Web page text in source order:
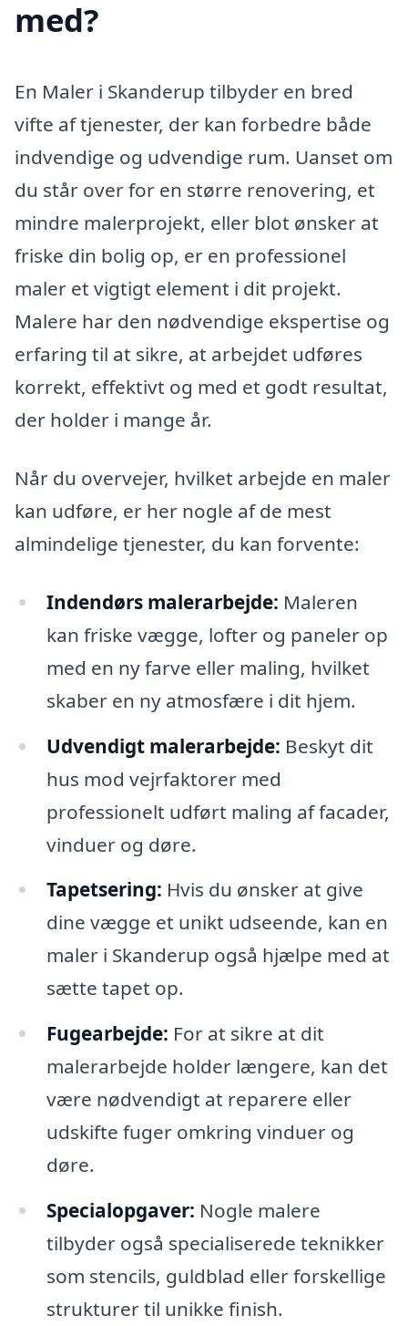
med?
En Maler i Skanderup tilbyder en bred
vifte af tjenester, der kan forbedre både
indvendige og udvendige rum. Uanset om
du står over for en større renovering, et
mindre malerprojekt, eller blot ønsker at
friske din bolig op, er en professionel
maler et vigtigt element i dit projekt.
Malere har den nødvendige ekspertise og
erfaring til at sikre, at arbejdet udføres
korrekt, effektivt og med et godt resultat,
der holder i mange år.
Når du overvejer, hvilket arbejde en maler
kan udføre, er her nogle af de mest
almindelige tjenester, du kan forvente:
Indendørs malerarbejde: Maleren
kan friske vægge, lofter og paneler op
med en ny farve eller maling, hvilket
skaber en ny atmosfære i dit hjem.
Udvendigt malerarbejde: Beskyt dit
hus mod vejrfaktorer med
professionelt udført maling af facader,
vinduer og døre.
Tapetsering: Hvis du ønsker at give
dine vægge et unikt udseende, kan en
maler i Skanderup også hjælpe med at
sætte tapet op.
Fugearbejde: For at sikre at dit
malerarbejde holder længere, kan det
være nødvendigt at reparere eller
udskifte fuger omkring vinduer og
døre.
Specialopgaver: Nogle malere
tilbyder også specialiserede teknikker
som stencils, guldblad eller forskellige
strukturer til unikke finish.